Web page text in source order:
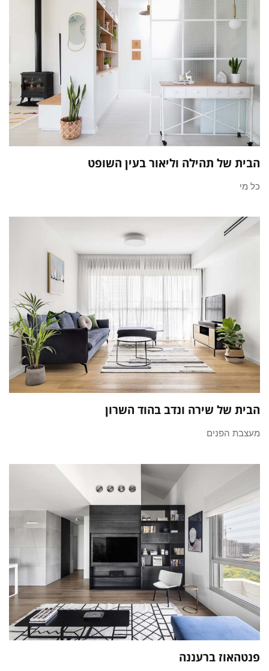
הבית של תהילה וליאור בעין השופט
כל מי
הבית של שירה ונדב בהוד השרון
מעצבת הפנים
פנטהאוז ברעננה